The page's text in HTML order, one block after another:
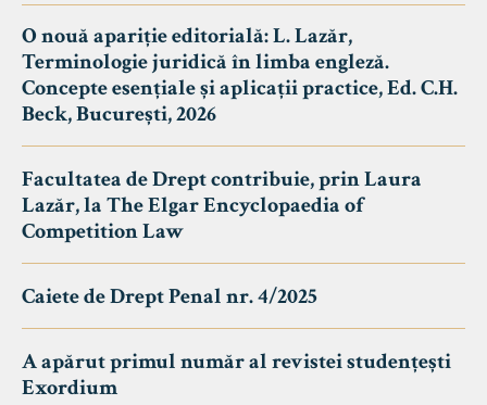
O nouă apariție editorială: L. Lazăr,
Terminologie juridică în limba engleză.
Concepte esențiale și aplicații practice, Ed. C.H.
Beck, București, 2026
Facultatea de Drept contribuie, prin Laura
Lazăr, la The Elgar Encyclopaedia of
Competition Law
Caiete de Drept Penal nr. 4/2025
A apărut primul număr al revistei studențești
Exordium